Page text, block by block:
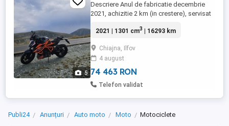
5
Descriere Anul de fabricatie decembrie
2021, achizitie 2 km (in crestere), servisat
dozaj benzina optim, cauciucuri noi S23,
estetica foarte buna, nu necesita investitii,
ITP , asigurare valabila.. Dotări și echipare:
...
2021 | 1301 cm3 | 16293 km
Chiajna, Ilfov
4 august
74 463 RON
Telefon validat
Publi24 Anunțuri Auto moto Moto Motociclete